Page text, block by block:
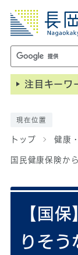
注目キーワ
現在位置
トップ 健康
国民健康保険か
【国
りそう